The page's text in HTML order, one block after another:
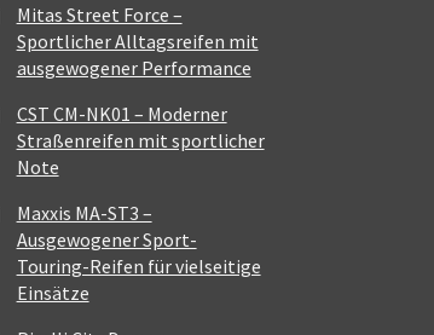
Mitas Street Force –
Sportlicher Alltagsreifen mit
ausgewogener Performance
CST CM-NK01 – Moderner
Straßenreifen mit sportlicher
Note
Maxxis MA-ST3 –
Ausgewogener Sport-
Touring-Reifen für vielseitige
Einsätze